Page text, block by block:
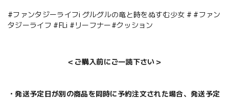
#ファンタジーライフi グルグルの竜と時をぬすむ少女 # #ファン
タジーライフ #FLi #リーフナー#クッション
＜ご購入前にご一読下さい＞
・発送予定日が別の商品を同時に予約注文された場合、発送予定